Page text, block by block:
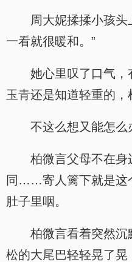
周大妮揉揉小孩头
一看就很暖和。”
她心里叹了口气
玉青还是知道轻重的
不这么想又能怎么
柏微言父母不在身
同……寄人篱下就是这
肚子里咽。
柏微言看着突然
松的大尾巴轻轻晃了